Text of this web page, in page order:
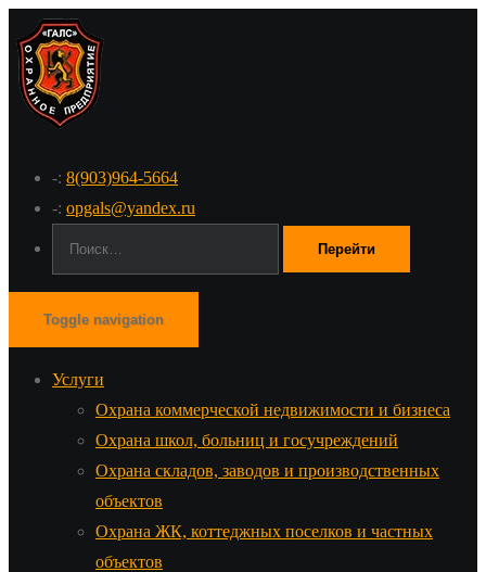
-: 8(903)964-5664
-: opgals@yandex.ru
Toggle navigation
Услуги
Охрана коммерческой недвижимости и бизнеса
Охрана школ, больниц и госучреждений
Охрана складов, заводов и производственных
объектов
Охрана ЖК, коттеджных поселков и частных
объектов